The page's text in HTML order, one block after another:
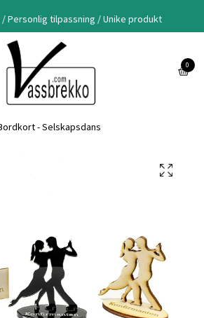
Personlig tilpassning / Unike produkt
0
- Selskapsdans